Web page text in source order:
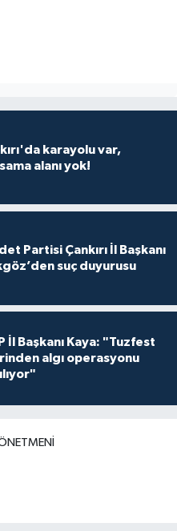
karayolu var,
alanı yok!
Partisi Çankırı İl Başkanı
suç duyurusu
İl Başkanı Kaya: "Tuzfest
algı operasyonu